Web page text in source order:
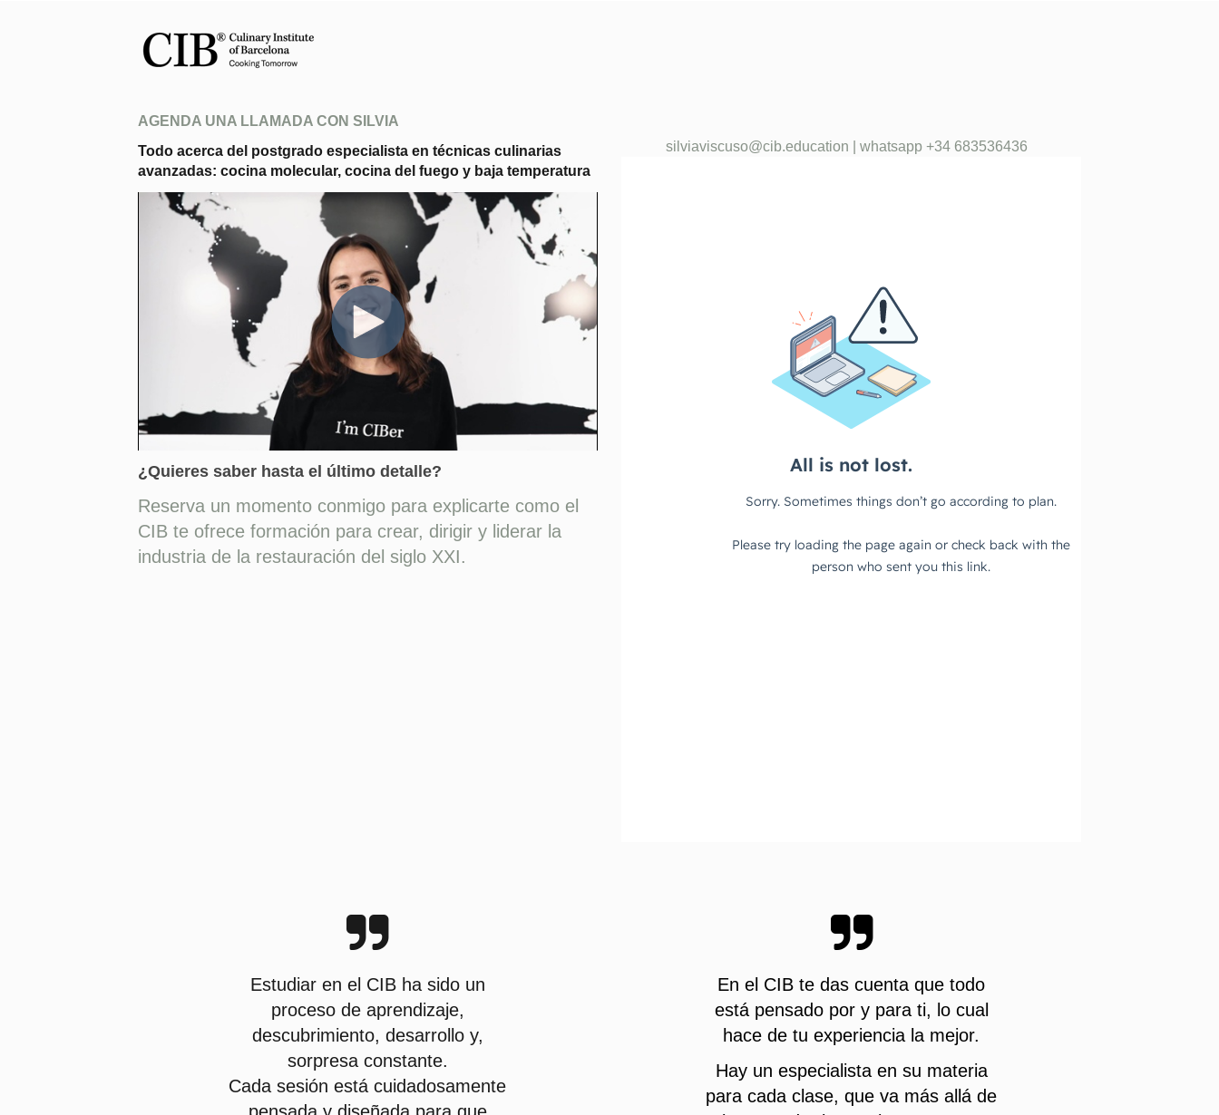
AGENDA UNA LLAMADA CON SILVIA
Todo acerca del postgrado especialista en técnicas culinarias
avanzadas: cocina molecular, cocina del fuego y baja temperatura
¿Quieres saber hasta el último detalle?
Reserva un momento conmigo para explicarte como el
CIB te ofrece formación para crear, dirigir y liderar la
industria de la restauración del siglo XXI.
silviaviscuso@cib.education | whatsapp +34 683536436
Estudiar en el CIB ha sido un
proceso de aprendizaje,
descubrimiento, desarrollo y,
sorpresa constante.
Cada sesión está cuidadosamente
En el CIB te das cuenta que todo
está pensado por y para ti, lo cual
hace de tu experiencia la mejor.
Hay un especialista en su materia
para cada clase, que va más allá de